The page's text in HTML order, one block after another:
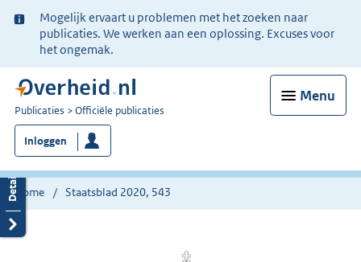
Ter
informatie:
Mogelijk ervaart u problemen met het zoeken naar
publicaties. We werken aan een oplossing. Excuses voor
het ongemak.
Menu
U
bent
nu
hier:
Publicaties Officiële publicaties
Inloggen
Home Staatsblad 2020, 543